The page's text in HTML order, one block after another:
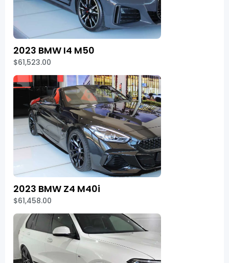
2023 BMW I4 M50
$61,523.00
2023 BMW Z4 M40i
$61,458.00